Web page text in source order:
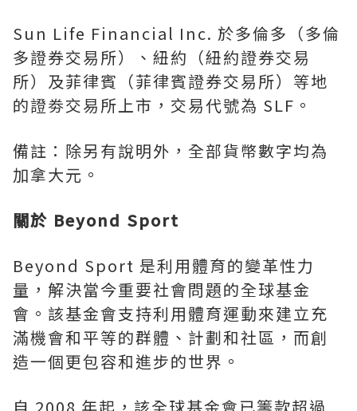
Sun Life Financial Inc. 於多倫多（多倫
多證券交易所）、紐約（紐約證券交易
所）及菲律賓（菲律賓證券交易所）等地
的證劵交易所上市，交易代號為 SLF。
備註：除另有說明外，全部貨幣數字均為
加拿大元。
關於 Beyond Sport
Beyond Sport 是利用體育的變革性力
量，解決當今重要社會問題的全球基金
會。該基金會支持利用體育運動來建立充
滿機會和平等的群體、計劃和社區，而創
造一個更包容和進步的世界。
自 2008 年起，該全球基金會已籌款超過